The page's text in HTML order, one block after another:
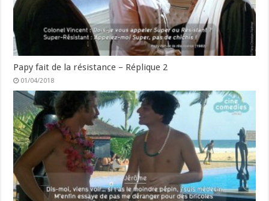
Papy fait de la résistance – Réplique 2
01/04/2018